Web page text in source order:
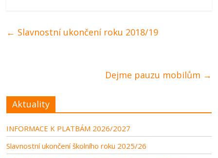
← Slavnostní ukončení roku 2018/19
Dejme pauzu mobilům →
Aktuality
INFORMACE K PLATBÁM 2026/2027
Slavnostní ukončení školního roku 2025/26